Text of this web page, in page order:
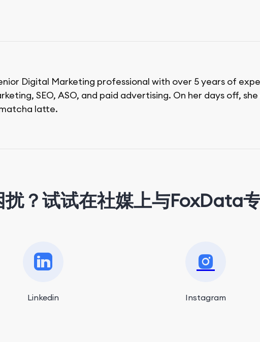
Digital Marketing professional with over 5 years of
SEO, ASO, and paid advertising. On her days off,
latte.
扰？试试在社媒上与FoxData
Linkedin Instagram